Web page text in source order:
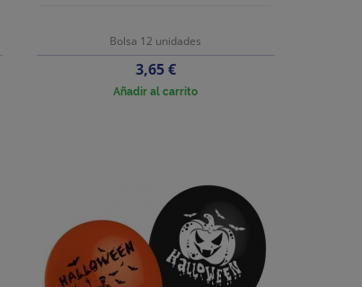
Bolsa 12 unidades
Precio
3,65 €
Añadir al carrito